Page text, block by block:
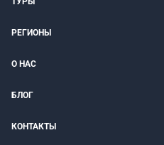
РЕГИОНЫ
О НАС
БЛОГ
КОНТАКТЫ